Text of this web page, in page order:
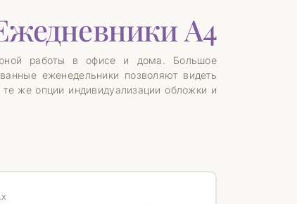
А4
работы в офисе и дома. Большое
еженедельники позволяют видеть
же опции индивидуализации обложки и